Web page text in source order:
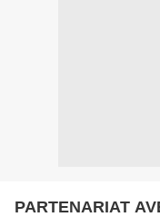
PARTENARIAT